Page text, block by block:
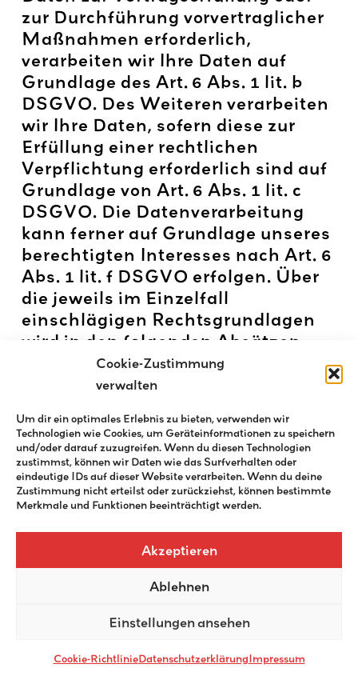
Cookie-Zustimmung
verwalten
Um dir ein optimales Erlebnis zu bieten, verwenden wir
Technologien wie Cookies, um Geräteinformationen zu speichern
und/oder darauf zuzugreifen. Wenn du diesen Technologien
zustimmst, können wir Daten wie das Surfverhalten oder
eindeutige IDs auf dieser Website verarbeiten. Wenn du deine
Zustimmung nicht erteilst oder zurückziehst, können bestimmte
Merkmale und Funktionen beeinträchtigt werden.
Akzeptieren
Ablehnen
Einstellungen ansehen
Cookie-RichtlinieDatenschutzerklärungImpressum
zur Durchführung vorvertraglicher
Maßnahmen erforderlich,
verarbeiten wir Ihre Daten auf
Grundlage des Art. 6 Abs. 1 lit. b
DSGVO. Des Weiteren verarbeiten
wir Ihre Daten, sofern diese zur
Erfüllung einer rechtlichen
Verpflichtung erforderlich sind auf
Grundlage von Art. 6 Abs. 1 lit. c
DSGVO. Die Datenverarbeitung
kann ferner auf Grundlage unseres
berechtigten Interesses nach Art. 6
Abs. 1 lit. f DSGVO erfolgen. Über
die jeweils im Einzelfall
einschlägigen Rechtsgrundlagen
wird in den folgenden Absätzen
dieser Datenschutzerklärung
informiert.
Hinweis zur
Datenweitergabe in die
USA und sonstige
Drittstaaten
Wir verwenden unter anderem
den USA oder sonstigen